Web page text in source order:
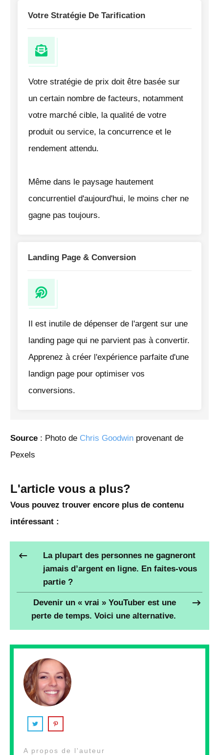
Votre Stratégie De Tarification
Votre stratégie de prix doit être basée sur
un certain nombre de facteurs, notamment
votre marché cible, la qualité de votre
produit ou service, la concurrence et le
rendement attendu.
Même dans le paysage hautement
concurrentiel d'aujourd'hui, le moins cher ne
gagne pas toujours.
Landing Page & Conversion
Il est inutile de dépenser de l'argent sur une
landing page qui ne parvient pas à convertir.
Apprenez à créer l'expérience parfaite d'une
landign page pour optimiser vos
conversions.
Source : Photo de Chris Goodwin provenant de
Pexels
L'article vous a plus?
Vous pouvez trouver encore plus de contenu
intéressant :
La plupart des personnes ne gagneront
jamais d’argent en ligne. En faites-vous
partie ?
Devenir un « vrai » YouTuber est une
perte de temps. Voici une alternative.
A propos de l'auteur